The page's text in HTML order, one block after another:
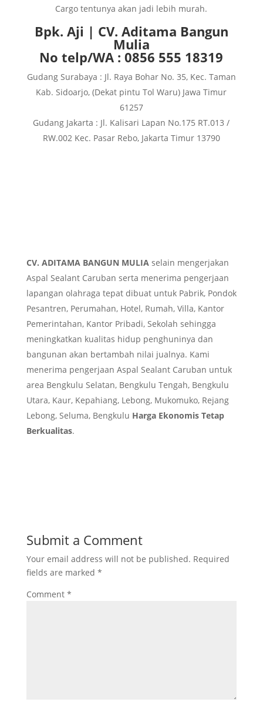
Cargo tentunya akan jadi lebih murah.
Bpk. Aji | CV. Aditama Bangun
Mulia
No telp/WA : 0856 555 18319
Gudang Surabaya : Jl. Raya Bohar No. 35, Kec. Taman
Kab. Sidoarjo, (Dekat pintu Tol Waru) Jawa Timur
61257
Gudang Jakarta : Jl. Kalisari Lapan No.175 RT.013 /
RW.002 Kec. Pasar Rebo, Jakarta Timur 13790
CV. ADITAMA BANGUN MULIAselain mengerjakan
Aspal Sealant Caruban serta menerima pengerjaan
lapangan olahraga tepat dibuat untuk Pabrik, Pondok
Pesantren, Perumahan, Hotel, Rumah, Villa, Kantor
Pemerintahan, Kantor Pribadi, Sekolah sehingga
meningkatkan kualitas hidup penghuninya dan
bangunan akan bertambah nilai jualnya. Kami
menerima pengerjaan Aspal Sealant Caruban untuk
area Bengkulu Selatan, Bengkulu Tengah, Bengkulu
Utara, Kaur, Kepahiang, Lebong, Mukomuko, Rejang
Lebong, Seluma, Bengkulu Harga Ekonomis Tetap
Berkualitas.
Submit a Comment
Your email address will not be published. Required
fields are marked *
Comment *